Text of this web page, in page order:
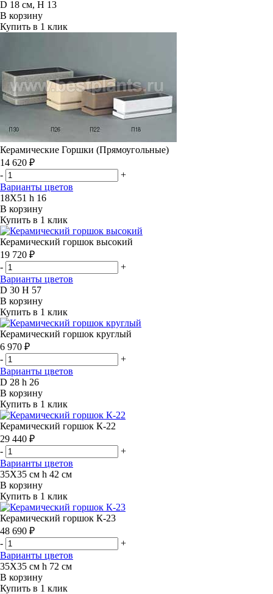
D 18 см, H 13
В корзину
Купить в 1 клик
Керамические Горшки (Прямоугольные)
14 620 ₽
-
+
Варианты цветов
18Х51 h 16
В корзину
Купить в 1 клик
Керамический горшок высокий
19 720 ₽
-
+
Варианты цветов
D 30 H 57
В корзину
Купить в 1 клик
Керамический горшок круглый
6 970 ₽
-
+
Варианты цветов
D 28 h 26
В корзину
Купить в 1 клик
Керамический горшок К-22
29 440 ₽
-
+
Варианты цветов
35Х35 см h 42 см
В корзину
Купить в 1 клик
Керамический горшок К-23
48 690 ₽
-
+
Варианты цветов
35Х35 см h 72 см
В корзину
Купить в 1 клик